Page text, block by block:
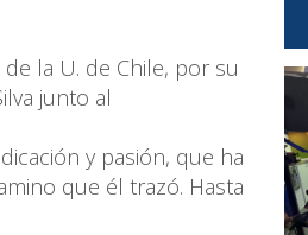
la U. de Chile, por su
junto al
y pasión, que ha
que él trazó. Hasta